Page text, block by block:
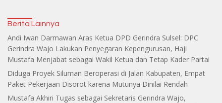
Berita Lainnya
Andi Iwan Darmawan Aras Ketua DPD Gerindra Sulsel: DPC
Gerindra Wajo Lakukan Penyegaran Kepengurusan, Haji
Mustafa Menjabat sebagai Wakil Ketua dan Tetap Kader Partai
Diduga Proyek Siluman Beroperasi di Jalan Kabupaten, Empat
Paket Pekerjaan Disorot karena Mutunya Dinilai Rendah
Mustafa Akhiri Tugas sebagai Sekretaris Gerindra Wajo,